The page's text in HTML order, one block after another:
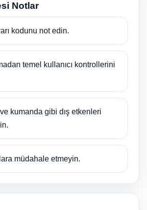
Notlar
kodunu not edin.
temel kullanıcı kontrollerini
kumanda gibi dış etkenleri
müdahale etmeyin.